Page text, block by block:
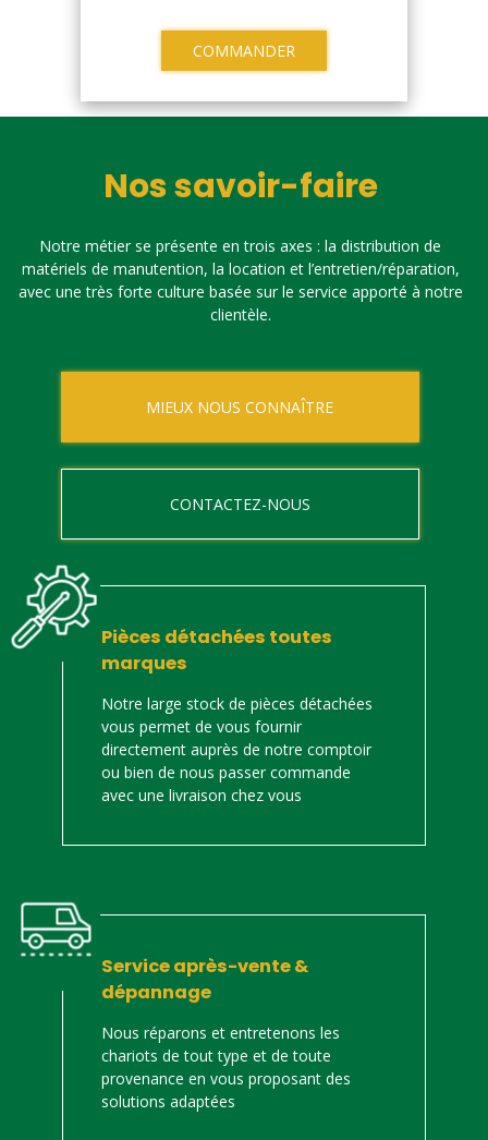
COMMANDER
Nos savoir-faire
Notre métier se présente en trois axes : la distribution de
matériels de manutention, la location et l’entretien/réparation,
avec une très forte culture basée sur le service apporté à notre
clientèle.
MIEUX NOUS CONNAÎTRE
CONTACTEZ-NOUS
Pièces détachées toutes
marques
Notre large stock de pièces détachées
vous permet de vous fournir
directement auprès de notre comptoir
ou bien de nous passer commande
avec une livraison chez vous
Service après-vente &
dépannage
Nous réparons et entretenons les
chariots de tout type et de toute
provenance en vous proposant des
solutions adaptées